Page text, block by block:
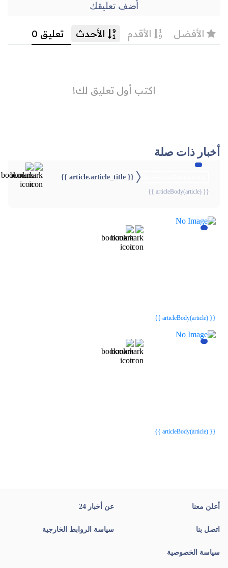
أضف تعليقك
أخبار ذات صلة
{{ article.article_title }}
{{ articleBody(article) }}
{{ articleBody(article) }}
{{ articleBody(article) }}
أعلن معنا عن أخبار 24
اتصل بنا سياسة الروابط الخارجية
سياسة الخصوصية